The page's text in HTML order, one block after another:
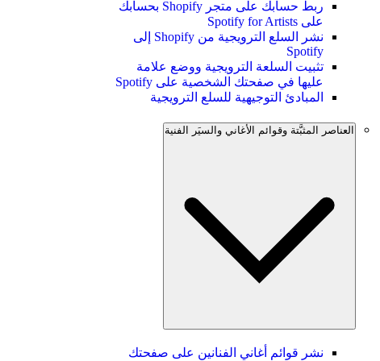
ربط حسابك على متجر Shopify بحسابك
على Spotify for Artists
نشر السلع الترويجية من Shopify إلى
Spotify
تثبيت السلعة الترويجية ووضع علامة
عليها في صفحتك الشخصية على Spotify
المبادئ التوجيهية للسلع الترويجية
العناصر المثبَّتة وقوائم الأغاني والسيَر الفنية
نشر قوائم أغاني الفنانين على صفحتك